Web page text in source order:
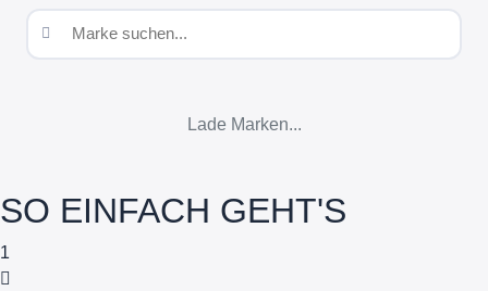
Lade Marken...
SO EINFACH GEHT'S
1